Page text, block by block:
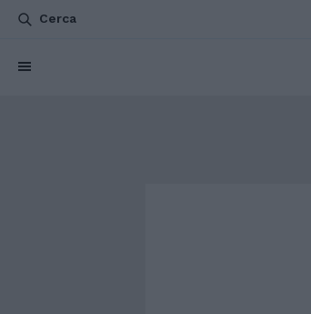
Cerca